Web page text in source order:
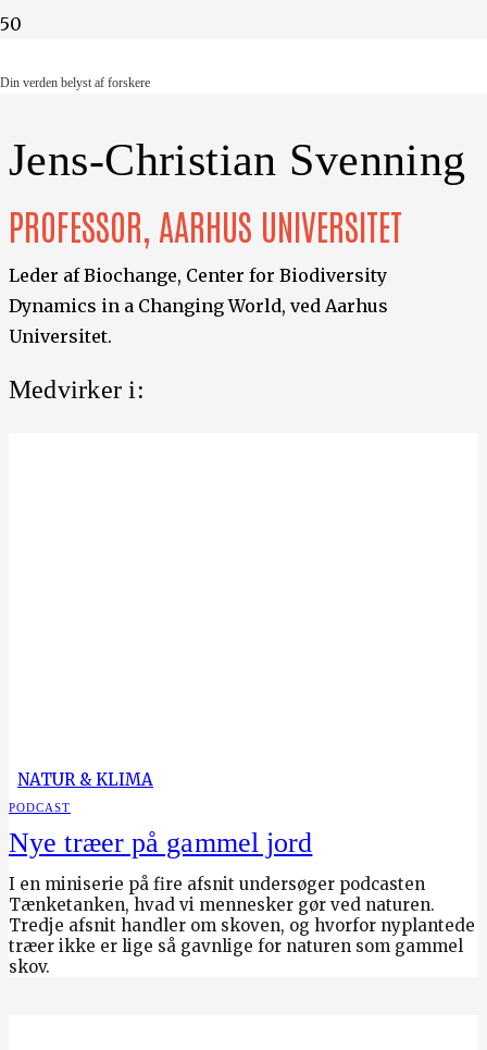
Din verden belyst af forskere
Jens-Christian Svenning
PROFESSOR, AARHUS UNIVERSITET
Leder af Biochange, Center for Biodiversity
Dynamics in a Changing World, ved Aarhus
Universitet.
Medvirker i:
NATUR & KLIMA
PODCAST
Nye træer på gammel jord
I en miniserie på fire afsnit undersøger podcasten
Tænketanken, hvad vi mennesker gør ved naturen.
Tredje afsnit handler om skoven, og hvorfor nyplantede
træer ikke er lige så gavnlige for naturen som gammel
skov.